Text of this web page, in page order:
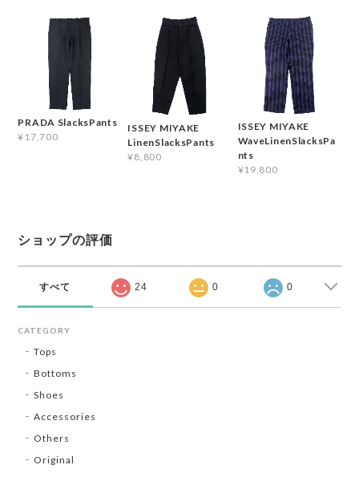
PRADA SlacksPants
¥17,700
ISSEY MIYAKE
LinenSlacksPants
¥8,800
ISSEY MIYAKE
WaveLinenSlacksPa
nts
¥19,800
ショップの評価
すべて 24 0 0
CATEGORY
Tops
Bottoms
Shoes
Accessories
Others
Original